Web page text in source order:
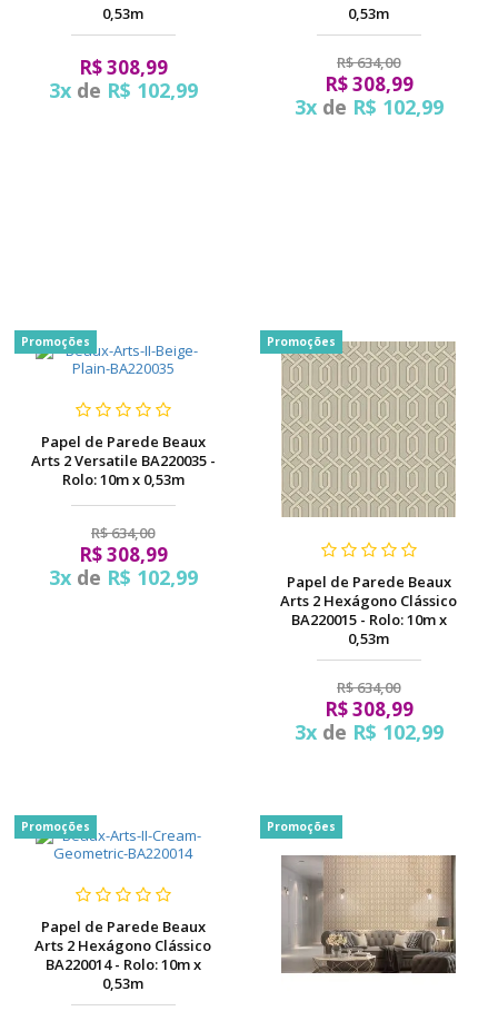
0,53m
R$ 308,99
3xde R$ 102,99
0,53m
R$ 634,00
R$ 308,99
3xde R$ 102,99
Papel de Parede Beaux
Arts 2 Versatile BA220035 -
Rolo: 10m x 0,53m
R$ 634,00
R$ 308,99
3xde R$ 102,99
Promoções
Papel de Parede Beaux
Arts 2 Hexágono Clássico
BA220015 - Rolo: 10m x
0,53m
R$ 634,00
R$ 308,99
3xde R$ 102,99
Promoções
Papel de Parede Beaux
Arts 2 Hexágono Clássico
BA220014 - Rolo: 10m x
0,53m
Promoções Promoções